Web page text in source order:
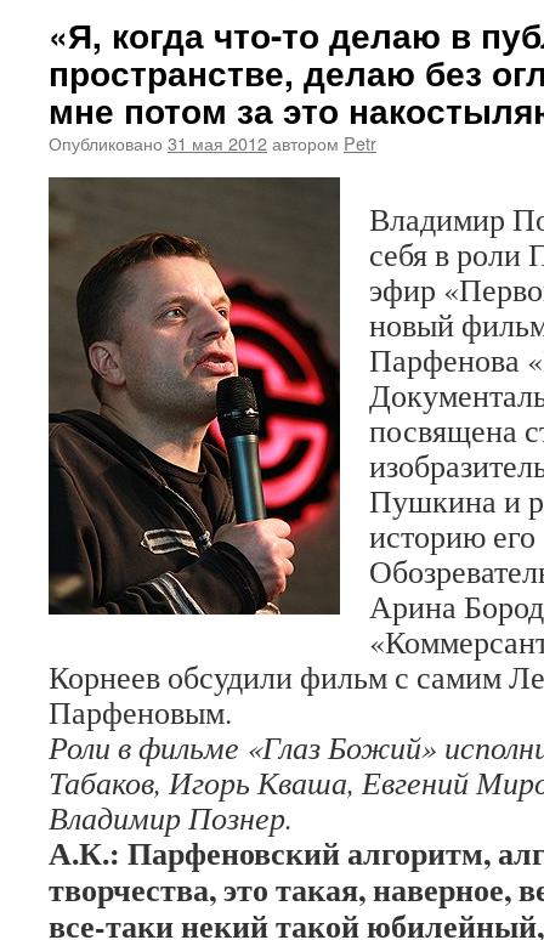
«Я, когда что-то делаю в
пространстве, делаю без
мне потом за это
Опубликовано 31 мая 2012автором Petr
Владимир
себя в роли
эфир
новый
Парфенова
посвящена
Пушкина и
историю
Арина
Корнеев обсудили фильм с самим
Парфеновым.
Роли в фильме «Глаз Божий»
Табаков, Игорь Кваша, Евгений
Владимир Познер.
А.К.: Парфеновский алгоритм,
творчества, это такая, наверное,
все-таки некий такой